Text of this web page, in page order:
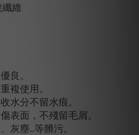
維
良。
複使用。
水分不留水痕。
表面，不殘留毛屑。
灰塵..等髒污。